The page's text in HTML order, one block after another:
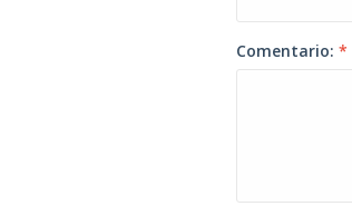
Comentario: *